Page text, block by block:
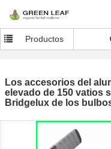
Productos
Los accesorios del
elevado de 150 vatios
Bridgelux de los